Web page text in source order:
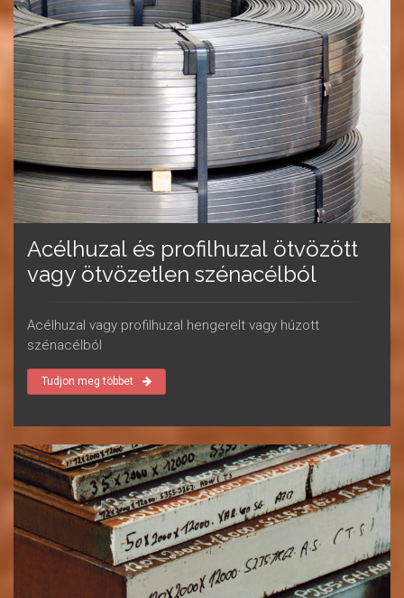
Acélhuzal és profilhuzal ötvözött
vagy ötvözetlen szénacélból
Acélhuzal vagy profilhuzal hengerelt vagy húzott
szénacélból
Tudjon meg többet